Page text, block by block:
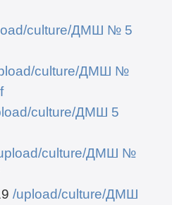
culture/ДМШ № 5
culture/ДМШ №
culture/ДМШ 5
culture/ДМШ №
/upload/culture/ДМШ